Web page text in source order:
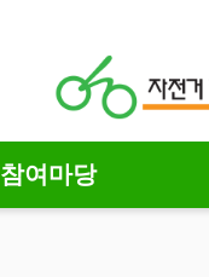
참여마당